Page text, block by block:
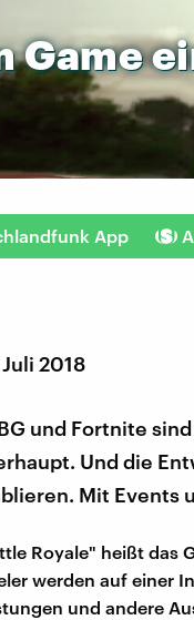
Game
App
2018
und Fortnite
Und die
Mit Events
Royale" heißt das
werden auf einer
und andere